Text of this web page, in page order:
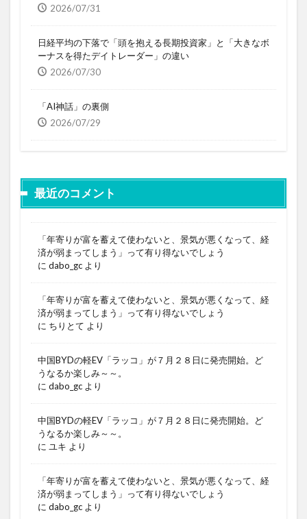
2026/07/31
日経平均の下落で「頭を抱える長期投資家」と「大きなボ
ーナスを得たデイトレーダー」の違い
2026/07/30
「AI神話」の裏側
2026/07/29
最近のコメント
「年寄りが富を蓄えて使わないと、景気が悪くなって、経
済が弱まってしまう」って有り得ないでしょう
に dabo_gc より
「年寄りが富を蓄えて使わないと、景気が悪くなって、経
済が弱まってしまう」って有り得ないでしょう
に ちりとて より
中国BYDの軽EV「ラッコ」が７月２８日に発売開始。ど
うなるか楽しみ～～。
に dabo_gc より
中国BYDの軽EV「ラッコ」が７月２８日に発売開始。ど
うなるか楽しみ～～。
に ユキ より
「年寄りが富を蓄えて使わないと、景気が悪くなって、経
済が弱まってしまう」って有り得ないでしょう
に dabo_gc より